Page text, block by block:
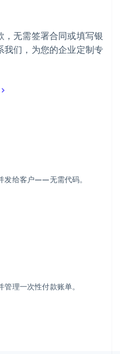
无需签署合同或填写银
我们，为您的企业定制专
发给客户——无需代码。
理一次性付款账单。
English